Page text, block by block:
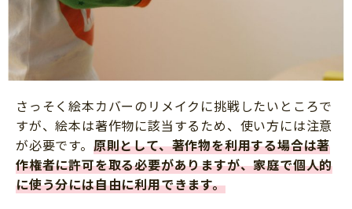
さっそく絵本カバーのリメイクに挑戦したいところで
すが、絵本は著作物に該当するため、使い方には注意
が必要です。 原則として、著作物を利用する場合は著
作権者に許可を取る必要がありますが、家庭で個人的
に使う分には自由に利用できます。